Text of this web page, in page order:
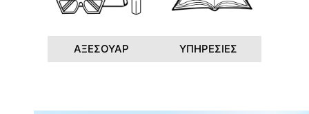
ΑΞΕΣΟΥΑΡ ΥΠΗΡΕΣΙΕΣ